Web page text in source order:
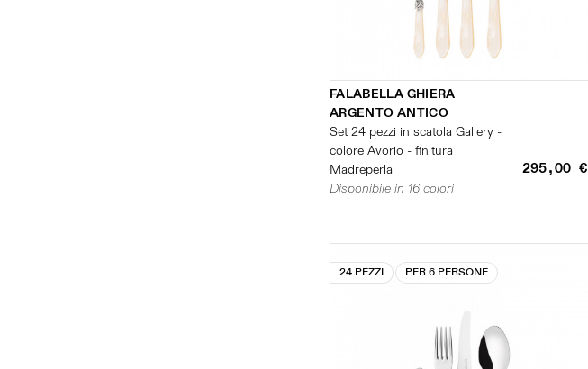
FALABELLA GHIERA
ARGENTO ANTICO
Set 24 pezzi in scatola Gallery -
colore Avorio - finitura
Madreperla
295,00 €
Disponibile in 16 colori
24 PEZZI PER 6 PERSONE